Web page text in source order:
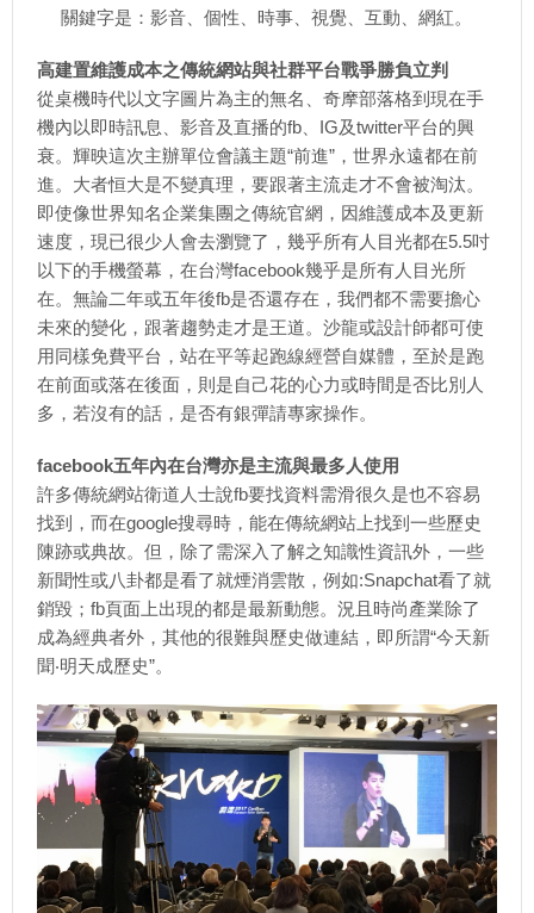
關鍵字是：影音、個性、時事、視覺、互動、網紅。
高建置維護成本之傳統網站與社群平台戰爭勝負立判
從桌機時代以文字圖片為主的無名、奇摩部落格到現在手
機內以即時訊息、影音及直播的fb、IG及twitter平台的興
衰。輝映這次主辦單位會議主題“前進”，世界永遠都在前
進。大者恒大是不變真理，要跟著主流走才不會被淘汰。
即使像世界知名企業集團之傳統官網，因維護成本及更新
速度，現已很少人會去瀏覽了，幾乎所有人目光都在5.5吋
以下的手機螢幕，在台灣facebook幾乎是所有人目光所
在。無論二年或五年後fb是否還存在，我們都不需要擔心
未來的變化，跟著趨勢走才是王道。沙龍或設計師都可使
用同樣免費平台，站在平等起跑線經營自媒體，至於是跑
在前面或落在後面，則是自己花的心力或時間是否比別人
多，若沒有的話，是否有銀彈請專家操作。
facebook五年內在台灣亦是主流與最多人使用
許多傳統網站衛道人士說fb要找資料需滑很久是也不容易
找到，而在google搜尋時，能在傳統網站上找到一些歷史
陳跡或典故。但，除了需深入了解之知識性資訊外，一些
新聞性或八卦都是看了就煙消雲散，例如:Snapchat看了就
銷毀；fb頁面上出現的都是最新動態。況且時尚產業除了
成為經典者外，其他的很難與歷史做連結，即所謂“今天新
聞‧明天成歷史”。